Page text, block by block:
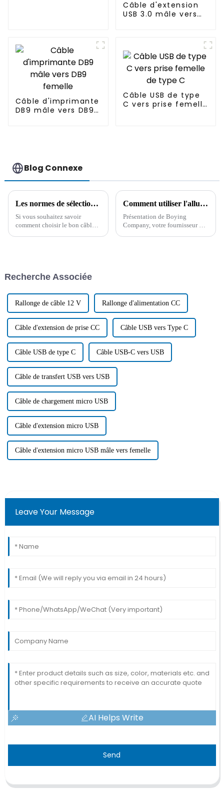
Câble d'extension
USB 3.0 mâle vers
tableau de bord de
la voiture
Câble d'imprimante
DB9 mâle vers DB9
Câble USB de type
C vers prise femelle
Blog Connexe
Les normes de sélection du câble allume-cigare de voiture et ses précautions d'utilisation
Si vous souhaitez savoir
comment choisir le bon câble
Unis.
Comment utiliser l'allume-cigare de la voiture ?
Présentation de Boying
Company, votre fournisseur de
Recherche Associée
Rallonge de câble 12 V Rallonge d'alimentation CC
Câble d'extension de prise CC Câble USB vers Type C
Câble USB de type C Câble USB-C vers USB
Câble de transfert USB vers USB
Câble de chargement micro USB
Câble d'extension micro USB
Câble d'extension micro USB mâle vers femelle
Leave Your Message
AI Helps Write
Send